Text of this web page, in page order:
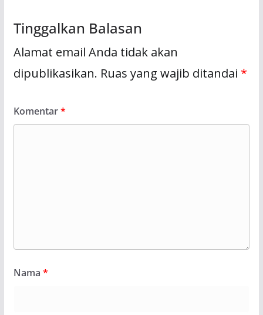
Tinggalkan Balasan
Alamat email Anda tidak akan
dipublikasikan. Ruas yang wajib ditandai *
Komentar*
Nama *